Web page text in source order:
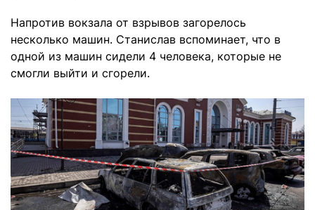
Напротив вокзала от взрывов загорелось
несколько машин. Станислав вспоминает, что в
одной из машин сидели 4 человека, которые не
смогли выйти и сгорели.